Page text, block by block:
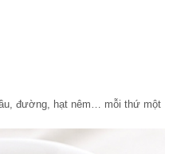
đường, hạt nêm… mỗi thứ một